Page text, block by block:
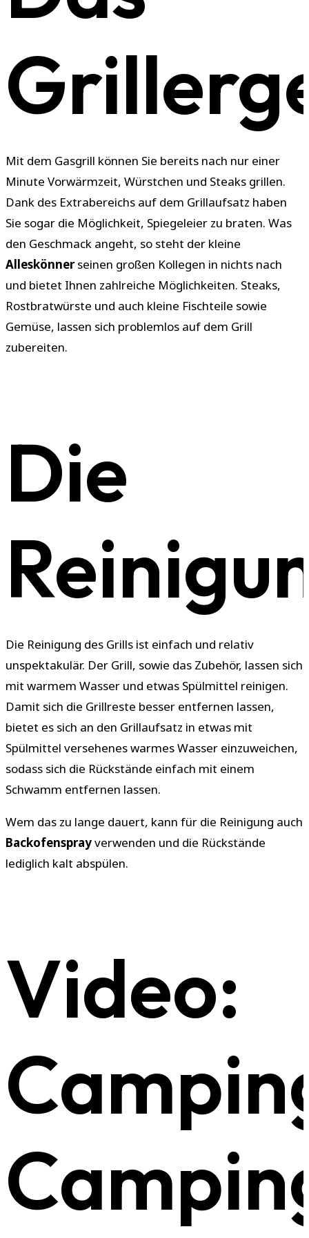
Mit dem Gasgrill können Sie bereits nach nur einer
Minute Vorwärmzeit, Würstchen und Steaks grillen.
Dank des Extrabereichs auf dem Grillaufsatz haben
Sie sogar die Möglichkeit, Spiegeleier zu braten. Was
den Geschmack angeht, so steht der kleine
Alleskönnerseinen großen Kollegen in nichts nach
und bietet Ihnen zahlreiche Möglichkeiten. Steaks,
Rostbratwürste und auch kleine Fischteile sowie
Gemüse, lassen sich problemlos auf dem Grill
zubereiten.
Die
Die Reinigung des Grills ist einfach und relativ
unspektakulär. Der Grill, sowie das Zubehör, lassen sich
mit warmem Wasser und etwas Spülmittel reinigen.
Damit sich die Grillreste besser entfernen lassen,
bietet es sich an den Grillaufsatz in etwas mit
Spülmittel versehenes warmes Wasser einzuweichen,
sodass sich die Rückstände einfach mit einem
Schwamm entfernen lassen.
Wem das zu lange dauert, kann für die Reinigung auch
Backofensprayverwenden und die Rückstände
lediglich kalt abspülen.
Video: